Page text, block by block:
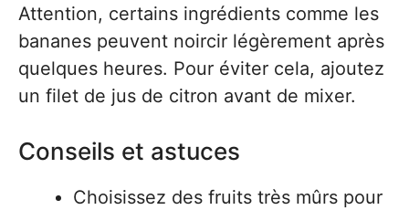
Attention, certains ingrédients comme les
bananes peuvent noircir légèrement après
quelques heures. Pour éviter cela, ajoutez
un filet de jus de citron avant de mixer.
Conseils et astuces
Choisissez des fruits très mûrs pour